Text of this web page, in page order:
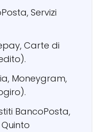
Servizi
Carte di
Moneygram,
BancoPosta,